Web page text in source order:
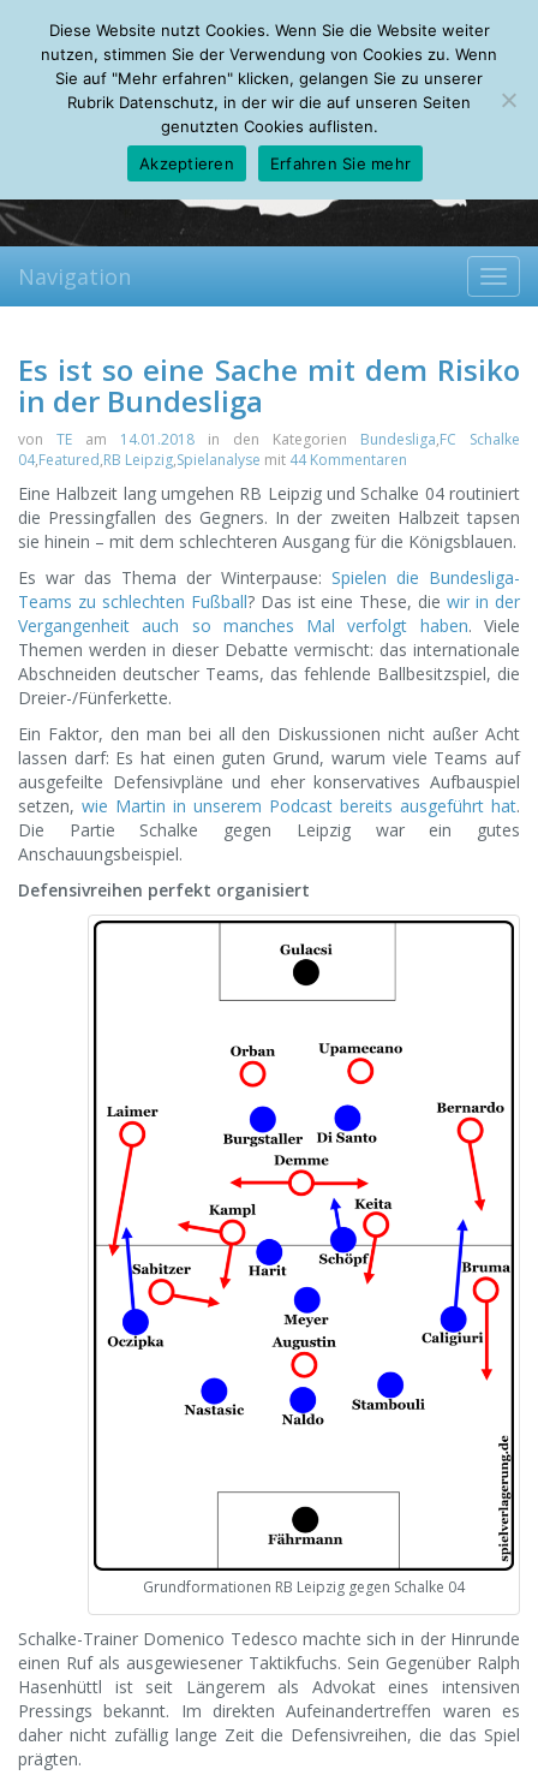
Friday, 07.08.2026
Mein Account
About Autoren Leseempfehlungen FAQ
Navigation
Es ist so eine Sache mit dem Risiko
in der Bundesliga
von TE am 14.01.2018 in den Kategorien Bundesliga,FC Schalke
04,Featured,RB Leipzig,Spielanalyse mit 44 Kommentaren
Eine Halbzeit lang umgehen RB Leipzig und Schalke 04 routiniert
die Pressingfallen des Gegners. In der zweiten Halbzeit tapsen
sie hinein – mit dem schlechteren Ausgang für die Königsblauen.
Es war das Thema der Winterpause: Spielen die Bundesliga-
Teams zu schlechten Fußball? Das ist eine These, diewir in der
Vergangenheit auch so manches Mal verfolgt haben. Viele
Themen werden in dieser Debatte vermischt: das internationale
Abschneiden deutscher Teams, das fehlende Ballbesitzspiel, die
Dreier-/Fünferkette.
Ein Faktor, den man bei all den Diskussionen nicht außer Acht
lassen darf: Es hat einen guten Grund, warum viele Teams auf
ausgefeilte Defensivpläne und eher konservatives Aufbauspiel
setzen, wie Martin in unserem Podcast bereits ausgeführt hat.
Die Partie Schalke gegen Leipzig war ein gutes
Anschauungsbeispiel.
Defensivreihen perfekt organisiert
Grundformationen RB Leipzig gegen Schalke 04
Schalke-Trainer Domenico Tedesco machte sich in der Hinrunde
einen Ruf als ausgewiesener Taktikfuchs. Sein Gegenüber Ralph
Hasenhüttl ist seit Längerem als Advokat eines intensiven
Pressings bekannt. Im direkten Aufeinandertreffen waren es
daher nicht zufällig lange Zeit die Defensivreihen, die das Spiel
prägten.
Diese Website nutzt Cookies. Wenn Sie die Website weiter
nutzen, stimmen Sie der Verwendung von Cookies zu. Wenn
Sie auf "Mehr erfahren" klicken, gelangen Sie zu unserer
Rubrik Datenschutz, in der wir die auf unseren Seiten
genutzten Cookies auflisten.
Akzeptieren
Erfahren Sie mehr